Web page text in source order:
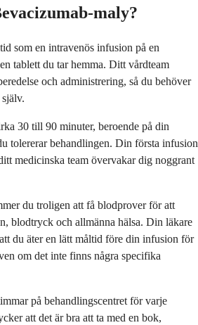
maly?
som en intravenös infusion på en
tablett du tar hemma. Ditt vårdteam
och administrering, så du behöver
30 till 90 minuter, beroende på din
tolererar behandlingen. Din första infusion
medicinska team övervakar dig noggrant
du troligen att få blodprover för att
blodtryck och allmänna hälsa. Din läkare
du äter en lätt måltid före din infusion för
om det inte finns några specifika
på behandlingscentret för varje
att det är bra att ta med en bok,